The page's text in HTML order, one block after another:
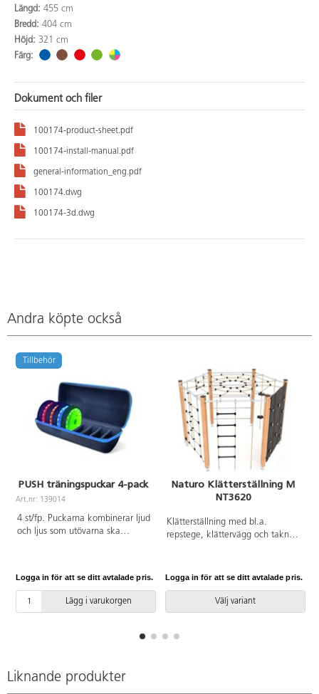
Längd: 455 cm
Bredd: 404 cm
Höjd: 321 cm
Färg:
Dokument och filer
100174-product-sheet.pdf
100174-install-manual.pdf
general-information_eng.pdf
100174.dwg
100174-3d.dwg
Andra köpte också
Tillbehör
PUSH träningspuckar 4-pack
Art.nr: 139014
4 st/fp. Puckarna kombinerar ljud
och ljus som utövarna ska
utövare. Puckarna är
återuppladdningsbara och
batterierna håller för ca 8
Logga in för att se ditt avtalade pris.
Lägg i varukorgen
Naturo Klätterställning M
NT3620
Klätterställning med bl.a.
repstege, klättervägg och taknät.
användas. Den senaste versionen
Inkluderar markförankring K1.
Logga in för att se ditt avtalade pris.
Välj variant
Liknande produkter